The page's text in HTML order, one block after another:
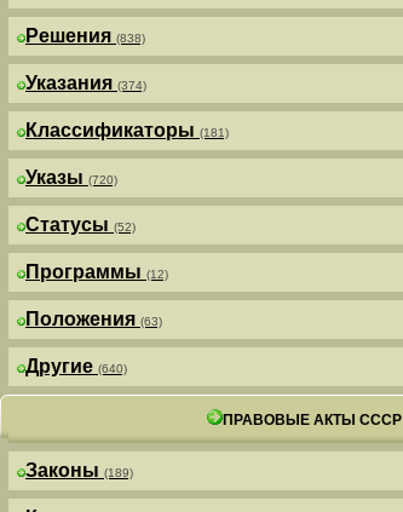
Решения (838)
Указания (374)
Классификаторы (181)
Указы (720)
Статусы (52)
Программы (12)
Положения (63)
Другие (640)
ПРАВОВЫЕ АКТЫ СССР
Законы (189)